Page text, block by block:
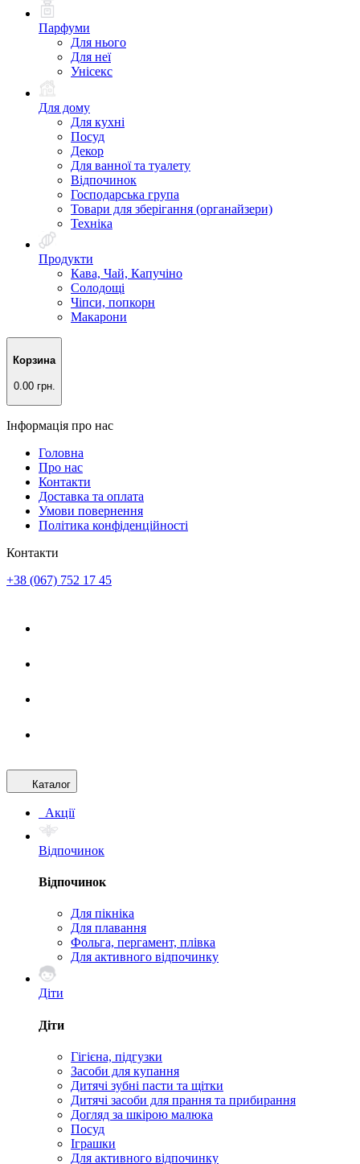
Парфуми
Для нього
Для неї
Унісекс
Для дому
Для кухні
Посуд
Декор
Для ванної та туалету
Відпочинок
Господарська група
Товари для зберігання (органайзери)
Техніка
Продукти
Кава, Чай, Капучіно
Солодощі
Чіпси, попкорн
Макарони
Корзина
0.00 грн.
Інформація про нас
Головна
Про нас
Контакти
Доставка та оплата
Умови повернення
Політика конфіденційності
Контакти
+38 (067) 752 17 45
Каталог
Акції
Відпочинок
Відпочинок
Для пікніка
Для плавання
Фольга, пергамент, плівка
Для активного відпочинку
Діти
Діти
Гігієна, підгузки
Засоби для купання
Дитячі зубні пасти та щітки
Дитячі засоби для прання та прибирання
Догляд за шкірою малюка
Посуд
Іграшки
Для активного відпочинку